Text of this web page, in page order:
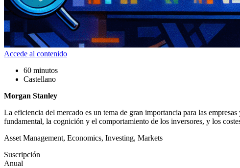
Accede al contenido
60 minutos
Castellano
Morgan Stanley
La eficiencia del mercado es un tema de gran importancia para las
fundamental, la cognición y el comportamiento de los inversores, y los
Asset Management, Economics, Investing, Markets
Suscripción
Anual